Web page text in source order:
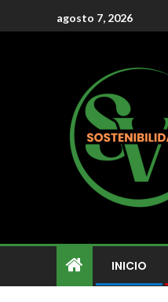
agosto 7, 2026
INICIO